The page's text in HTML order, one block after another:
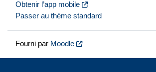
Obtenir l’app mobile
Passer au thème standard
Fourni par Moodle